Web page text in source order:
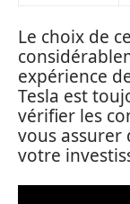
Le choix de
expérience
Tesla est
vérifier les
vous
votre